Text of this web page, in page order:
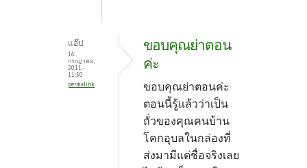
แอ๊ป
16
กรกฎาคม,
2011 -
11:50
permalink
ขอบคุณย่าตอน
ค่ะ
ขอบคุณย่าตอนค่ะ
ตอนนี้รู้แล้วว่าเป็น
ถั่วของคุณคนบ้าน
โคกอุบลในกล่องที่
ส่งมามีแต่ชื่อจริงเลย